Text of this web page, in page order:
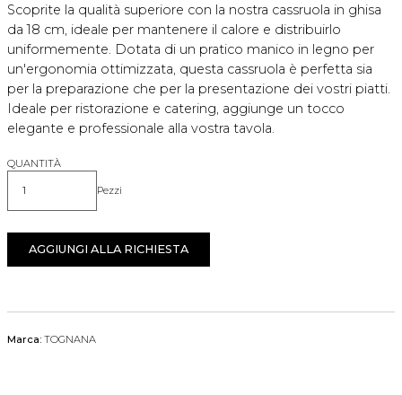
Scoprite la qualità superiore con la nostra cassruola in ghisa
da 18 cm, ideale per mantenere il calore e distribuirlo
uniformemente. Dotata di un pratico manico in legno per
un'ergonomia ottimizzata, questa cassruola è perfetta sia
per la preparazione che per la presentazione dei vostri piatti.
Ideale per ristorazione e catering, aggiunge un tocco
elegante e professionale alla vostra tavola.
QUANTITÀ
Quantità Pezzi
AGGIUNGI ALLA RICHIESTA
Marca: TOGNANA